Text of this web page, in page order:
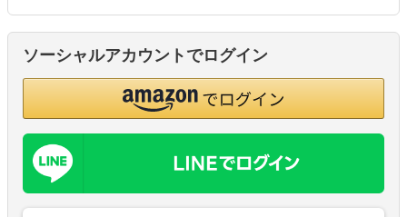
ソーシャルアカウントでログイン